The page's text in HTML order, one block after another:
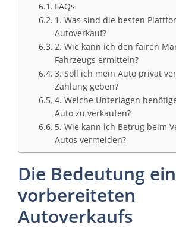
FAQs
1. Was sind die besten
Autoverkauf?
2. Wie kann ich den fairen
Fahrzeugs ermitteln?
3. Soll ich mein Auto privat
Zahlung geben?
4. Welche Unterlagen
Auto zu verkaufen?
5. Wie kann ich Betrug beim
Autos vermeiden?
Die Bedeutung
vorbereiteten
Autoverkaufs